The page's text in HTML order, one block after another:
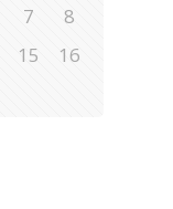
7
8
15
16